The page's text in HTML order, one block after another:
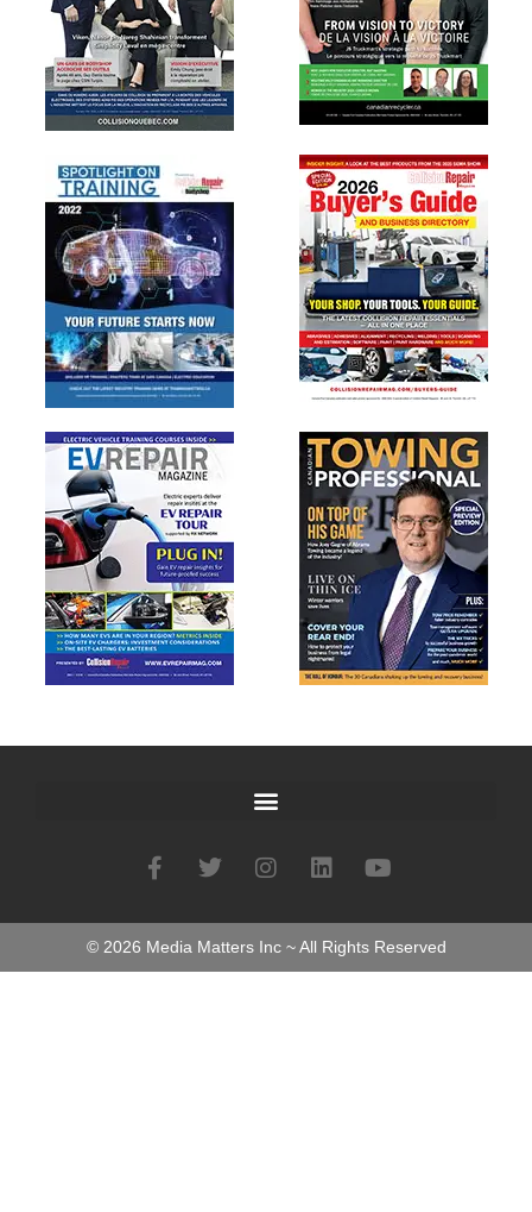
© 2026 Media Matters Inc ~ All Rights Reserved